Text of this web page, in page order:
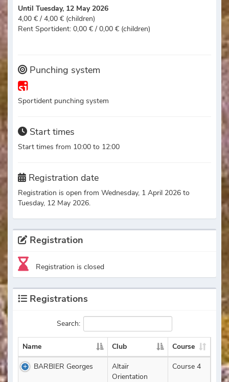
Until Tuesday, 12 May 2026
4,00 € / 4,00 € (children)
Rent Sportident: 0,00 € / 0,00 € (children)
Punching system
Sportident punching system
Start times
Start times from 10:00 to 12:00
Registration date
Registration is open from Wednesday, 1 April 2026 to
Tuesday, 12 May 2026.
Registration
Registration is closed
Registrations
Search:
Name Club Course
BARBIER Georges
Altaïr
Orientation
Course 4